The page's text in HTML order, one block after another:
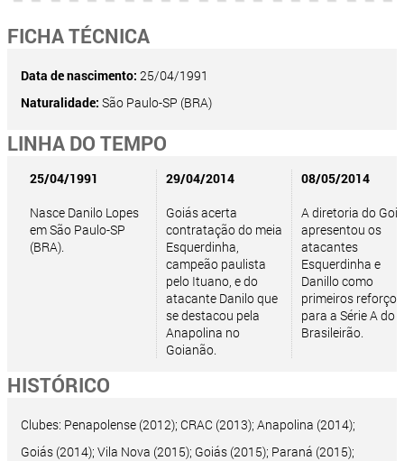
FICHA TÉCNICA
Data de nascimento: 25/04/1991
Naturalidade: São Paulo-SP (BRA)
LINHA DO TEMPO
25/04/1991
Nasce Danilo Lopes
em São Paulo-SP
(BRA).
29/04/2014
Goiás acerta
contratação do meia
Esquerdinha,
campeão paulista
pelo Ituano, e do
atacante Danilo que
se destacou pela
Anapolina no
Goianão.
08/05/2014
A diretoria do
apresentou os
atacantes
Esquerdinha e
Danillo como
primeiros reforços
para a Série A do
Brasileirão.
HISTÓRICO
Clubes: Penapolense (2012); CRAC (2013); Anapolina (2014);
Goiás (2014); Vila Nova (2015); Goiás (2015); Paraná (2015);